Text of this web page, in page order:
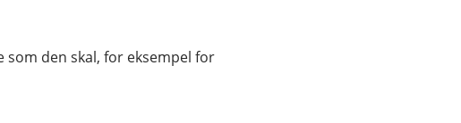
den skal, for eksempel for